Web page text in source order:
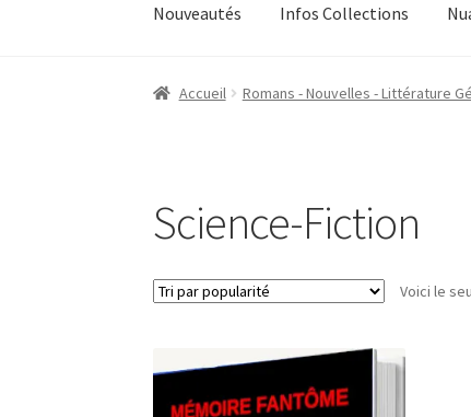
Nouveautés Infos Collections
Accueil Romans - Nouvelles - Littérature
Science-Fiction
Voici le